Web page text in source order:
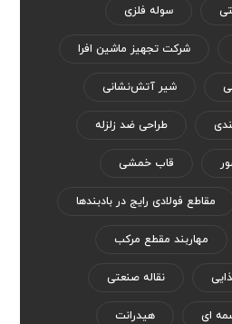
سوله فلزی
شرکت تجهیز ماشین افرا
شیر آتش‌نشانی
طراحی ضد زلزله
قاب خمشی
مقاطع فولادی رایج در بادبندها
مهاربند مقطع مرکب
نقاله صنعتی
ای هیدرانت